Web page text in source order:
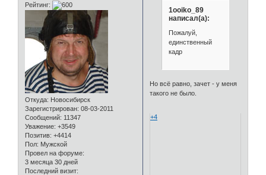
Рейтинг:
Откуда: Новосибирск
Зарегистрирован: 08-03-2011
Сообщений: 11347
Уважение: +3549
Позитив: +4414
Пол: Мужской
Провел на форуме:
3 месяца 30 дней
Последний визит:
1ooiko_89
написал(а):
Пожалуй,
единственный
кадр
Но всё равно, зачет - у меня
такого не было.
+4